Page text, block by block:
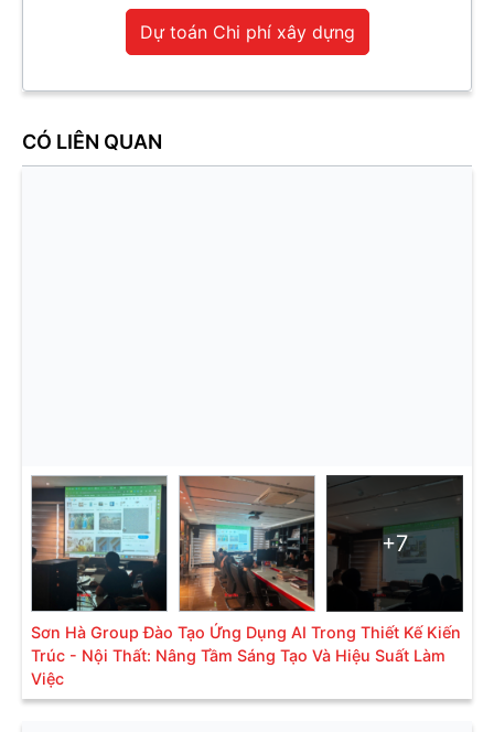
Dự toán Chi phí xây dựng
CÓ LIÊN QUAN
+7
Sơn Hà Group Đào Tạo Ứng Dụng AI Trong Thiết Kế Kiến
Trúc - Nội Thất: Nâng Tầm Sáng Tạo Và Hiệu Suất Làm
Việc